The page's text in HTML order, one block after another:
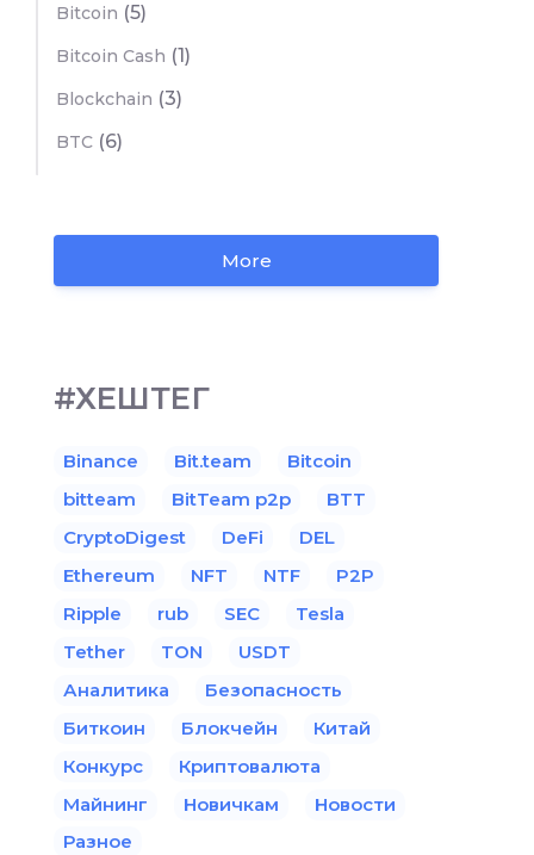
Bitcoin (5)
Bitcoin Cash (1)
Blockchain (3)
BTC (6)
More
#ХЕШТЕГ
Binance Bit.team
Bitcoin
bitteam
BitTeam p2p
BTT
CryptoDigest
DeFi
DEL
Ethereum
NFT NTF
P2P
Ripple
rub SEC
Tesla
Tether
TON
USDT
Аналитика
Безопасность
Биткоин
Блокчейн
Китай
Конкурс
Криптовалюта
Майнинг
Новичкам
Новости
Разное